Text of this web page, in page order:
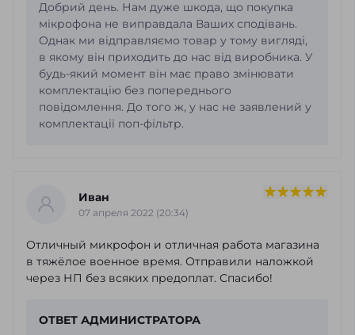
Добрий день. Нам дуже шкода, що покупка
мікрофона не виправдала Ваших сподівань.
Однак ми відправляємо товар у тому вигляді,
в якому він приходить до нас від виробника. У
будь-який момент він має право змінювати
комплектацію без попереднього
повідомлення. До того ж, у нас не заявлений у
комплектації поп-фільтр.
Иван
07 апреля 2022 (20:34)
Отличный микрофон и отличная работа магазина
в тяжёлое военное время. Отправили наложкой
через НП без всяких предоплат. Спасибо!
ОТВЕТ АДМИНИСТРАТОРА